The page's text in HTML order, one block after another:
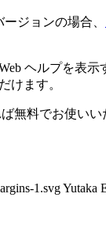
ジョンの場合、
ヘルプを表
けます。
無料でお使いい
1.svgYutaka